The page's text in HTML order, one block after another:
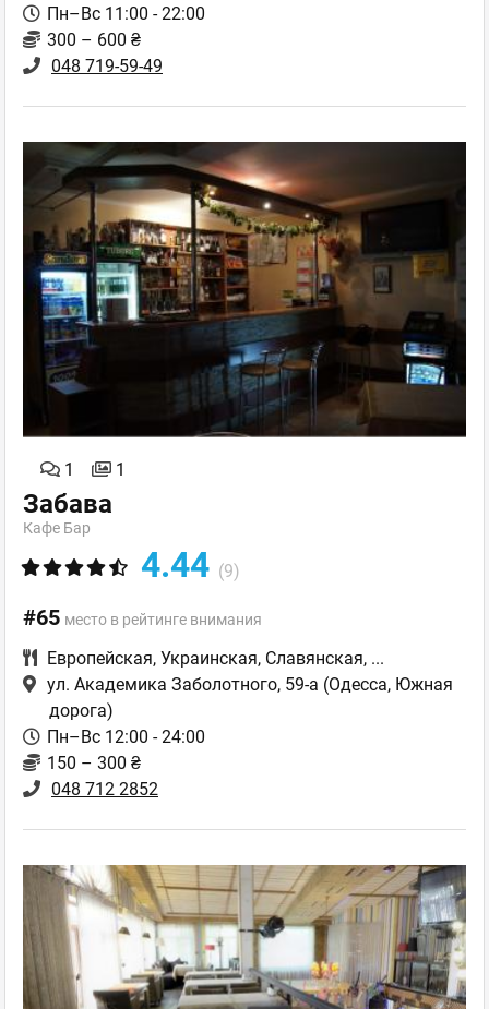
Пн–Вс 11:00 - 22:00
300 – 600 ₴
048 719-59-49
1 1
Забава
Кафе Бар
4.44 (9)
#65 место в рейтинге внимания
Европейская, Украинская, Славянская, ...
ул. Академика Заболотного, 59-а (Одесса, Южная
дорога)
Пн–Вс 12:00 - 24:00
150 – 300 ₴
048 712 2852